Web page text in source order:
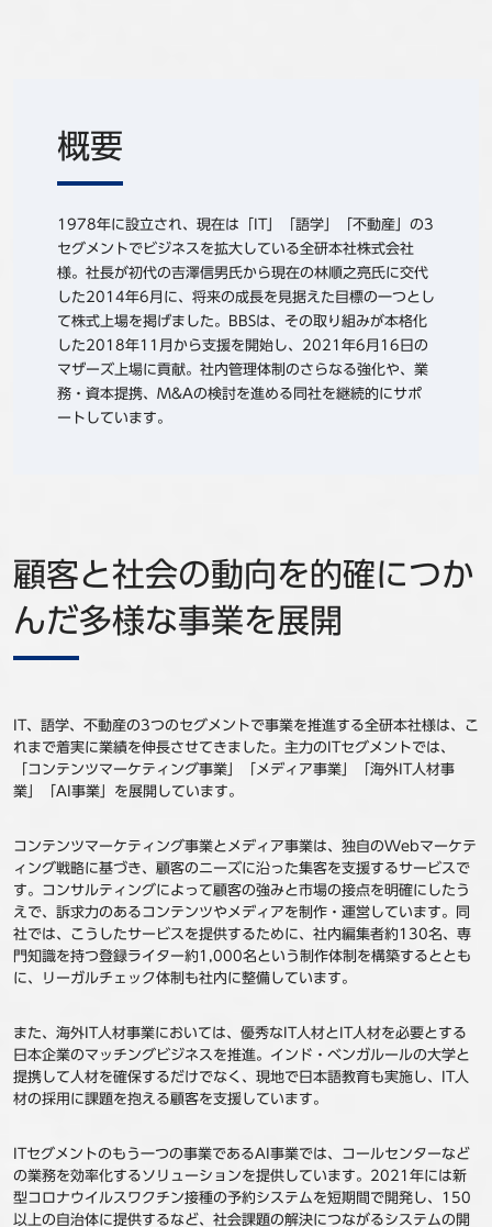
概要
1978年に設立され、現在は「IT」「語学」「不動産」の3
セグメントでビジネスを拡大している全研本社株式会社
様。社長が初代の吉澤信男氏から現在の林順之亮氏に交代
した2014年6月に、将来の成長を見据えた目標の一つとし
て株式上場を掲げました。BBSは、その取り組みが本格化
した2018年11月から支援を開始し、2021年6月16日の
マザーズ上場に貢献。社内管理体制のさらなる強化や、業
務・資本提携、M&Aの検討を進める同社を継続的にサポ
ートしています。
顧客と社会の動向を的確につか
んだ多様な事業を展開
IT、語学、不動産の3つのセグメントで事業を推進する全研本社様は、こ
れまで着実に業績を伸長させてきました。主力のITセグメントでは、
「コンテンツマーケティング事業」「メディア事業」「海外IT人材事
業」「AI事業」を展開しています。
コンテンツマーケティング事業とメディア事業は、独自のWebマーケテ
ィング戦略に基づき、顧客のニーズに沿った集客を支援するサービスで
す。コンサルティングによって顧客の強みと市場の接点を明確にしたう
えで、訴求力のあるコンテンツやメディアを制作・運営しています。同
社では、こうしたサービスを提供するために、社内編集者約130名、専
門知識を持つ登録ライター約1,000名という制作体制を構築するととも
に、リーガルチェック体制も社内に整備しています。
また、海外IT人材事業においては、優秀なIT人材とIT人材を必要とする
日本企業のマッチングビジネスを推進。インド・ベンガルールの大学と
提携して人材を確保するだけでなく、現地で日本語教育も実施し、IT人
材の採用に課題を抱える顧客を支援しています。
ITセグメントのもう一つの事業であるAI事業では、コールセンターなど
の業務を効率化するソリューションを提供しています。2021年には新
型コロナウイルスワクチン接種の予約システムを短期間で開発し、150
以上の自治体に提供するなど、社会課題の解決につながるシステムの開